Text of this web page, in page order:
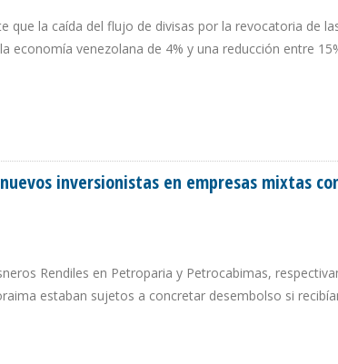
que la caída del flujo de divisas por la revocatoria de
economía venezolana de 4% y una reducción entre
inversionistas en empresas mixtas
Rendiles en Petroparia y Petrocabimas,
estaban sujetos a concretar desembolso si